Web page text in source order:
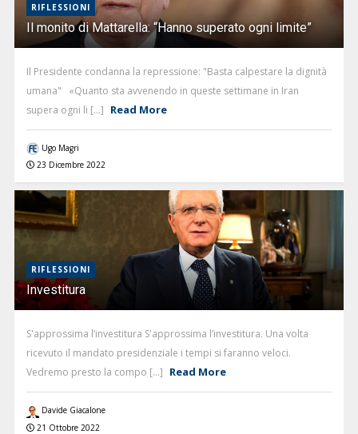
RIFLESSIONI
Il monito di Mattarella: “Hanno superato ogni limite”
Il Presidente condanna la repressione: "Basta calpestare la dignità
umana" «Quanto sta avvenendo in queste settimane in Iran
supera ogni li [...] Read More
Ugo Magri
23 Dicembre 2022
RIFLESSIONI
Investitura
S'approssima l’investitura S'approssima l’investitura. Una volta
ricevuto il mandato presidenziale i tempi si faranno veloci.
Vedremo presto la compo [...] Read More
Davide Giacalone
21 Ottobre 2022